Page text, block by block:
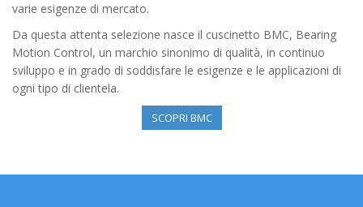
varie esigenze di mercato.
Da questa attenta selezione nasce il cuscinetto BMC, Bearing
Motion Control, un marchio sinonimo di qualità, in continuo
sviluppo e in grado di soddisfare le esigenze e le applicazioni di
ogni tipo di clientela.
SCOPRI BMC